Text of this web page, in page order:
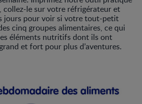
collez-le sur votre réfrigérateur et
jours pour voir si votre tout-petit
cinq groupes alimentaires, ce qui
éléments nutritifs dont ils ont
et fort pour plus d’aventures.